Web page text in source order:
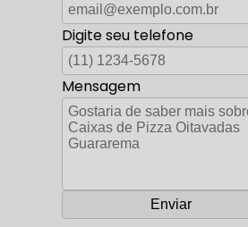
Digite seu telefone
Mensagem